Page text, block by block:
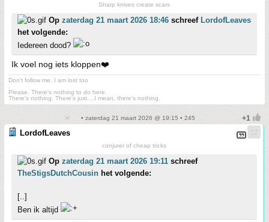
Sharp knives create scars
Op zaterdag 21 maart 2026 18:46 schreef LordofLeaves
het volgende:
Iedereen dood?
Ik voel nog iets kloppen❤️
Don't follow me. I am lost too
Please. There's nothing to do here.
There's nothing. There's just....I mean, there's nothing.
• zaterdag 21 maart 2026 @ 19:15 • 245
LordofLeaves
conjurer of cheap tricks
Op zaterdag 21 maart 2026 19:11 schreef
TheStigsDutchCousin het volgende:
[..]
Ben ik altijd